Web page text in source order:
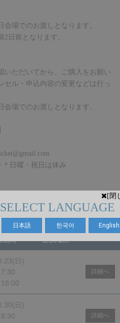
[閉
SELECT LANGUAGE
日本語 한국어 English
場でのお渡しとなります。
2 日前となります。
ただいてから、ご購入をお願い
セル・申込内容の変更などは行っ
会場でのお渡しとなります。
＊日曜・祝日は休み
期間 公演場所
日)
18:00
詳細へ
日)
詳細へ